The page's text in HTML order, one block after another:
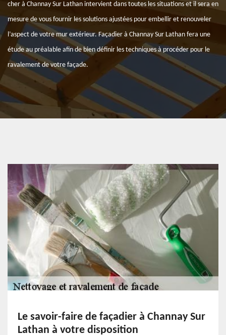
cher à Channay Sur Lathan intervient dans toutes les situations et il sera en
mesure de vous fournir les solutions ajustées pour embellir et renouveler
l’aspect de votre mur extérieur. Façadier à Channay Sur Lathan fera une
étude au préalable afin de bien définir les techniques à procéder pour le
ravalement de votre façade.
Le savoir-faire de façadier à Channay Sur
Lathan à votre disposition